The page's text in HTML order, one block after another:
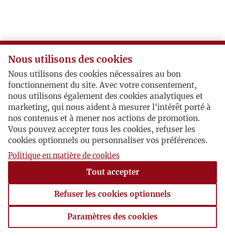
Nous utilisons des cookies
Nous utilisons des cookies nécessaires au bon
fonctionnement du site. Avec votre consentement,
nous utilisons également des cookies analytiques et
marketing, qui nous aident à mesurer l'intérêt porté à
nos contenus et à mener nos actions de promotion.
Vous pouvez accepter tous les cookies, refuser les
cookies optionnels ou personnaliser vos préférences.
Politique en matière de cookies
Tout accepter
Refuser les cookies optionnels
Paramètres des cookies
Paramètres des cookies